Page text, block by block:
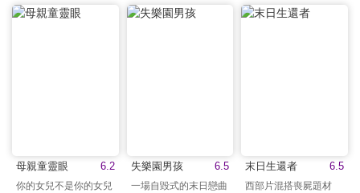
6.2
母親童靈眼
你的女兒不是你的女兒
6.5
失樂園男孩
一場自毀式的末日戀曲
6.5
末日生還者
西部片混搭喪屍題材